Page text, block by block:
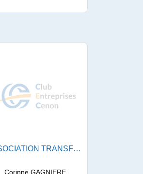
ASSOCIATION TRANSFER
Corinne GAGNIERE